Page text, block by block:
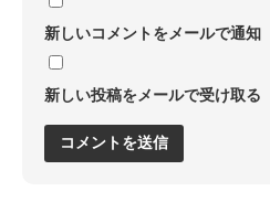
新しいコメントをメールで通知
新しい投稿をメールで受け取る